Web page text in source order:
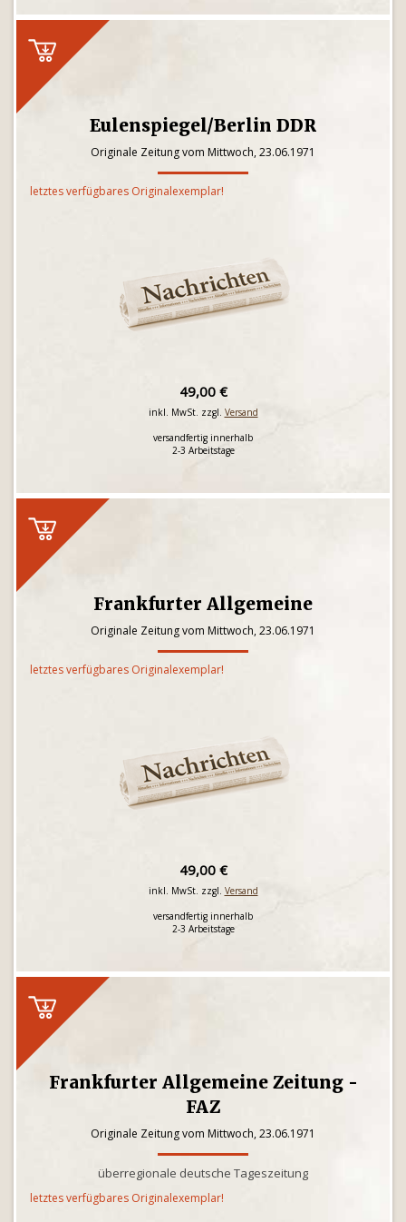
Eulenspiegel/Berlin DDR
Originale Zeitung vom Mittwoch, 23.06.1971
letztes verfügbares Originalexemplar!
49,00 €
inkl. MwSt. zzgl. Versand
versandfertig innerhalb
2-3 Arbeitstage
Frankfurter Allgemeine
Originale Zeitung vom Mittwoch, 23.06.1971
letztes verfügbares Originalexemplar!
49,00 €
inkl. MwSt. zzgl. Versand
versandfertig innerhalb
2-3 Arbeitstage
Frankfurter Allgemeine Zeitung -
FAZ
Originale Zeitung vom Mittwoch, 23.06.1971
überregionale deutsche Tageszeitung
letztes verfügbares Originalexemplar!